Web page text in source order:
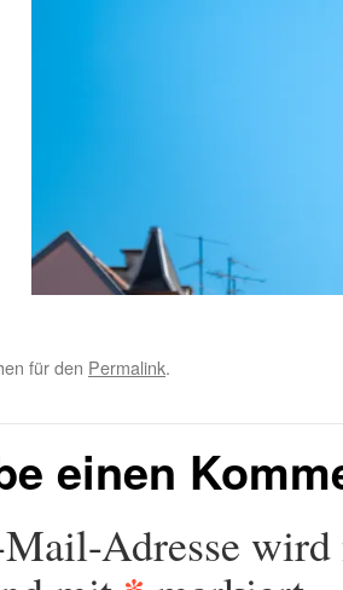
für den Permalink.
einen
Adresse